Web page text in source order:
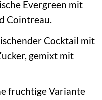
Evergreen mit
Cointreau.
Cocktail mit
gemixt mit
fruchtige Variante